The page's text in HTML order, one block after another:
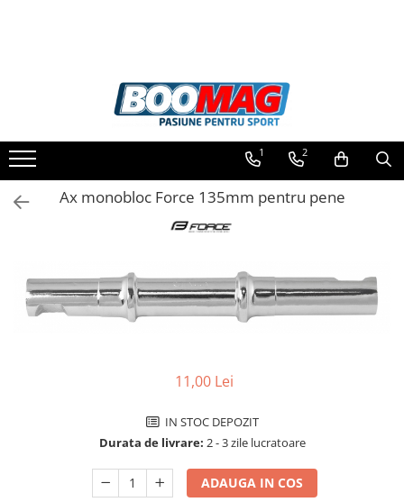
Biciclete copii
Biciclete dama
Biciclete mountain bike (MTB)
Biciclete de oras
Biciclete pliabile
Scaun bicicleta copii
Chei si scule bicicleta
1 2
Ax monobloc Force 135mm pentru pene
11,00 Lei
IN STOC DEPOZIT
Durata de livrare: 2 - 3 zile lucratoare
ADAUGA IN COS